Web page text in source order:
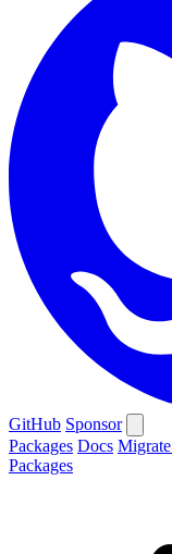
GitHub Sponsor
Packages Docs
Packages